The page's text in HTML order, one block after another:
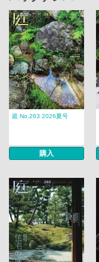
庭 No.263 2026夏号
購入